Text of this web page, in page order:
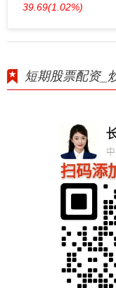
39.69(1.02%)
短期股票配资_